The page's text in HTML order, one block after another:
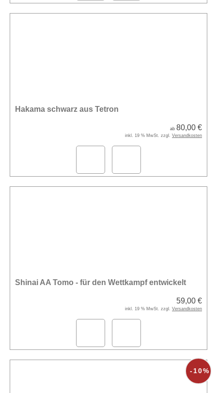
Hakama schwarz aus Tetron
ab 80,00 €
inkl. 19 % MwSt. zzgl. Versandkosten
Shinai AA Tomo - für den Wettkampf entwickelt
59,00 €
inkl. 19 % MwSt. zzgl. Versandkosten
-10%